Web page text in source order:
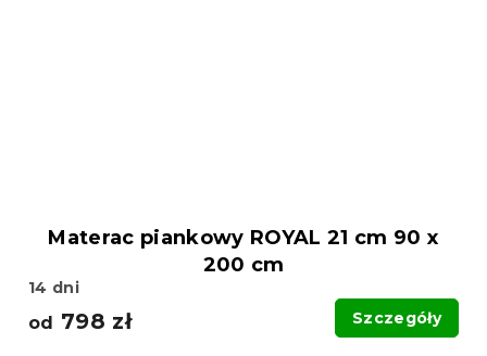
Materac piankowy ROYAL 21 cm 90 x
200 cm
14 dni
od 798 zł Szczegóły